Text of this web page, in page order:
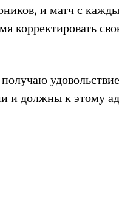
и матч с
корректировать
должны к этому